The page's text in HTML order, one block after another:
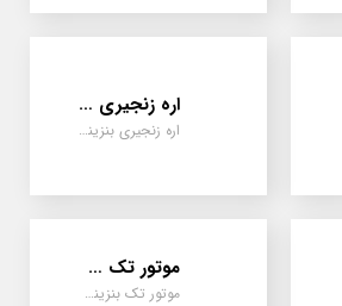
اره زنجیری / علفتراش
اره زنجیری بنزینی ، علفتراش دو زمانه و چهار زمانه ، دوشی و پشتی
موتور تک سیلندر
موتور تک بنزینی ، دیزلی، کارتینگی ، تیلری